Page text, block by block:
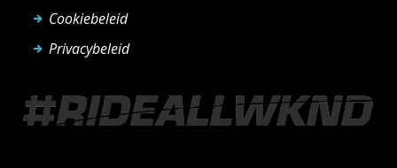
Cookiebeleid
Privacybeleid